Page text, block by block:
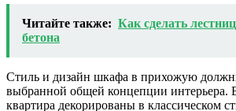
Читайте также: Как сделать
бетона
Стиль и дизайн шкафа в прихожую
выбранной общей концепции интерьера.
квартира декорированы в классическом